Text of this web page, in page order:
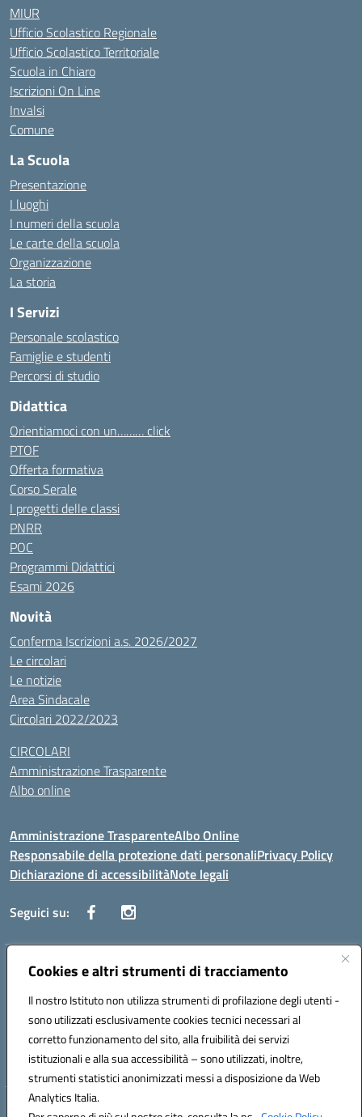
Cookies e altri strumenti di tracciamento
Il nostro Istituto non utilizza strumenti di profilazione degli utenti -
sono utilizzati esclusivamente cookies tecnici necessari al
corretto funzionamento del sito, alla fruibilità dei servizi
istituzionali e alla sua accessibilità – sono utilizzati, inoltre,
strumenti statistici anonimizzati messi a disposizione da Web
Analytics Italia.
MIUR
Ufficio Scolastico Regionale
Ufficio Scolastico Territoriale
Scuola in Chiaro
Iscrizioni On Line
Invalsi
Comune
La Scuola
Presentazione
I luoghi
I numeri della scuola
Le carte della scuola
Organizzazione
La storia
I Servizi
Personale scolastico
Famiglie e studenti
Percorsi di studio
Didattica
Orientiamoci con un……… click
PTOF
Offerta formativa
Corso Serale
I progetti delle classi
PNRR
POC
Programmi Didattici
Esami 2026
Novità
Conferma Iscrizioni a.s. 2026/2027
Le circolari
Le notizie
Area Sindacale
Circolari 2022/2023
CIRCOLARI
Amministrazione Trasparente
Albo online
Amministrazione TrasparenteAlbo Online
Responsabile della protezione dati personaliPrivacy Policy
Dichiarazione di accessibilitàNote legali
Seguici su:
Indirizzo:Corso Vittorio Emanuele, 27 90133 - Palermo
Posta elettronica certificata (PEC):pais03600r@pec.istruzione.it
Codice fiscale: 97308550827
Codice meccanografico: PAIS03600R
Hosting & Powered by 3D Solution S.r.l.